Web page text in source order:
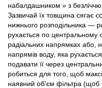
набалдашником » з
Зазвичай їх товщина сягає
нижнього розподільника —
рухається по центральному
радіальних напрямках або,
напрямів воду, яка
подавати її через
робиться для того, щоб
наявний об'єм фільтра (щоб